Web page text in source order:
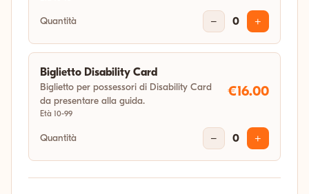
Quantità − 0 +
Biglietto Disability Card
Biglietto per possessori di Disability Card
da presentare alla guida.
Età 10-99
€16.00
Quantità − 0 +